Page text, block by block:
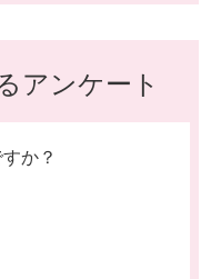
アンケート
か？